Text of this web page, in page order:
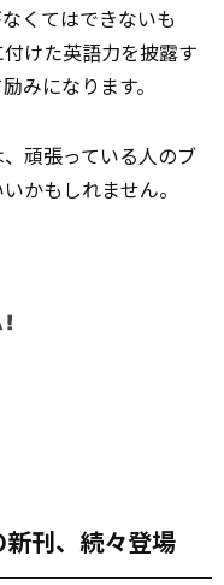
くてはできないも
けた英語力を披露す
みになります。
頑張っている人のブ
かもしれません。
刊、続々登場